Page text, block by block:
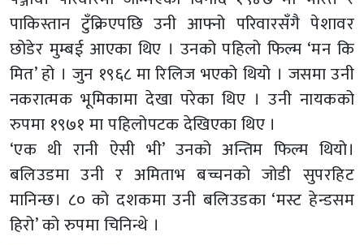
पाकिस्तान टुँक्रिएपछि उनी आफ्नो परिवारसँगै पेशावर
छोडेर मुम्बई आएका थिए । उनको पहिलो फिल्म ‘मन कि
मित’ हो । जुन १९६८ मा रिलिज भएको थियो । जसमा उनी
नकरात्मक भूमिकामा देखा परेका थिए । उनी नायकको
रुपमा १९७१ मा पहिलोपटक देखिएका थिए ।
‘एक थी रानी ऐसी भी’ उनको अन्तिम फिल्म थियो।
बलिउडमा उनी र अमिताभ बच्चनको जोडी सुपरहिट
मानिन्छ। ८० को दशकमा उनी बलिउडका ‘मस्ट हेन्डसम
हिरो’ को रुपमा चिनिन्थे ।